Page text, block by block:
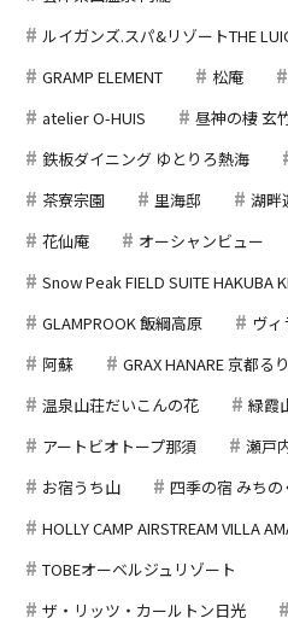
ルイガンズ.スパ&リゾートTHE
GRAMP ELEMENT
松庵
atelier O-HUIS
昼神の棲 玄
鉄板ダイニング ゆとりろ熱海
茶寮宗園
里海邸 湖畔
花仙庵
オーシャンビュー
Snow Peak FIELD SUITE HAKUBA
GLAMPROOK 飯綱高原
ヴィ
阿蘇
GRAX HANARE 京都る
温泉山荘だいこんの花
緑霞
アートビオトープ那須
瀬戸
お宿うち山
四季の宿 みちの
HOLLY CAMP AIRSTREAM VILLA
TOBEオーベルジュリゾート
ザ・リッツ・カールトン日光